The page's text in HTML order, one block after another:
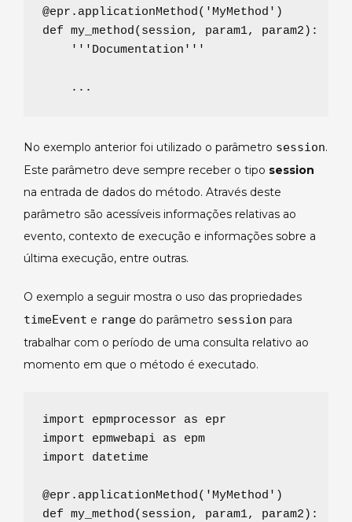
@epr.applicationMethod( ' MyMethod '
def my_method( session, param1, param2 ):
''' Documentation '''
...
No exemplo anterior foi utilizado o parâmetro session.
Este parâmetro deve sempre receber o tipo session
na entrada de dados do método. Através deste
parâmetro são acessíveis informações relativas ao
evento, contexto de execução e informações sobre a
última execução, entre outras.
O exemplo a seguir mostra o uso das propriedades
timeEvent e range do parâmetro session para
trabalhar com o período de uma consulta relativo ao
momento em que o método é executado.
import epmprocessor as
import epmwebapi as
import datetime
@epr.applicationMethod( ' MyMethod '
def my_method( session, param1, param2 ):